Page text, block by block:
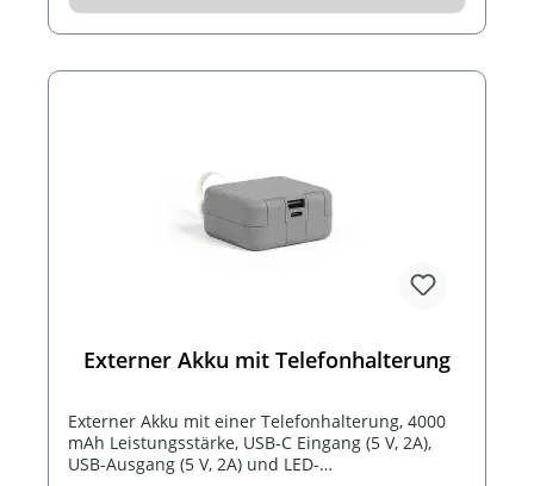
Externer Akku mit Telefonhalterung
Externer Akku mit einer Telefonhalterung, 4000
mAh Leistungsstärke, USB-C Eingang (5 V, 2A),
USB-Ausgang (5 V, 2A) und LED-